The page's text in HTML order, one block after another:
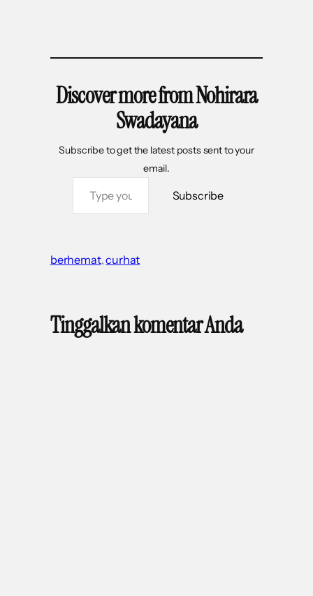
Discover more from Nohirara
Swadayana
Subscribe to get the latest posts sent to your
email.
Type your email…
Subscribe
berhemat, curhat
Tinggalkan komentar Anda